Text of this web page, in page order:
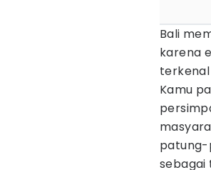
Bali
karena
Kamu
patung-
sebagai